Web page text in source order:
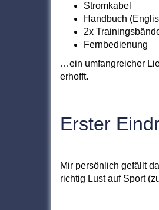
Stromkabel
Handbuch
2x
Fernbedienung
…ein umfangreicher
erhofft.
Erster
Mir persönlich gefällt
richtig Lust auf Sport